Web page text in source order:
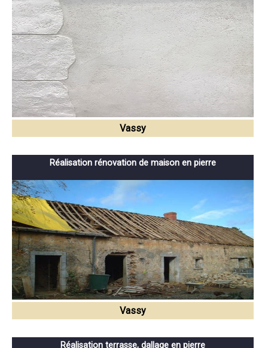
Vassy
Réalisation rénovation de maison en pierre
Vassy
Réalisation terrasse, dallage en pierre